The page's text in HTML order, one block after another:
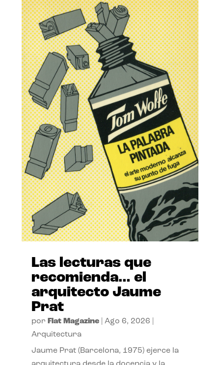
Las lecturas que
recomienda… el
arquitecto Jaume
Prat
por Flat Magazine| Ago 6, 2026
Arquitectura
Jaume Prat (Barcelona, 1975) ejerce la